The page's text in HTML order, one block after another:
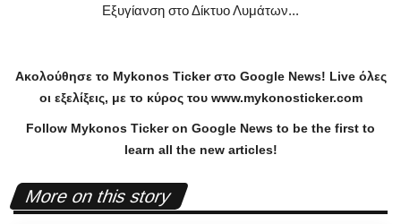
Εξυγίανση στο Δίκτυο Λυμάτων...
Ακολούθησε το Mykonos Tickerστο Google News! Liveόλες
οι εξελίξεις, με το κύρος του www.mykonosticker.com
Follow Mykonos Ticker on Google News to be the first to
learn all the new articles!
More on this story